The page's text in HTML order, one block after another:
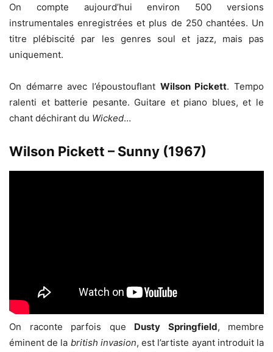
On compte aujourd’hui environ 500 versions
instrumentales enregistrées et plus de 250 chantées. Un
titre plébiscité par les genres soul et jazz, mais pas
uniquement.
On démarre avec l’époustouflant Wilson Pickett. Tempo
ralenti et batterie pesante. Guitare et piano blues, et le
chant déchirant du Wicked…
Wilson Pickett – Sunny (1967)
On raconte parfois que Dusty Springfield, membre
éminent de la british invasion, est l’artiste ayant introduit la